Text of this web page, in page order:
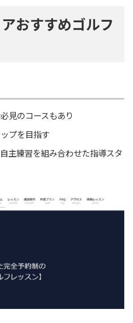
おすすめゴルフ
見のコースもあり
プを目指す
主練習を組み合わせた指導スタ